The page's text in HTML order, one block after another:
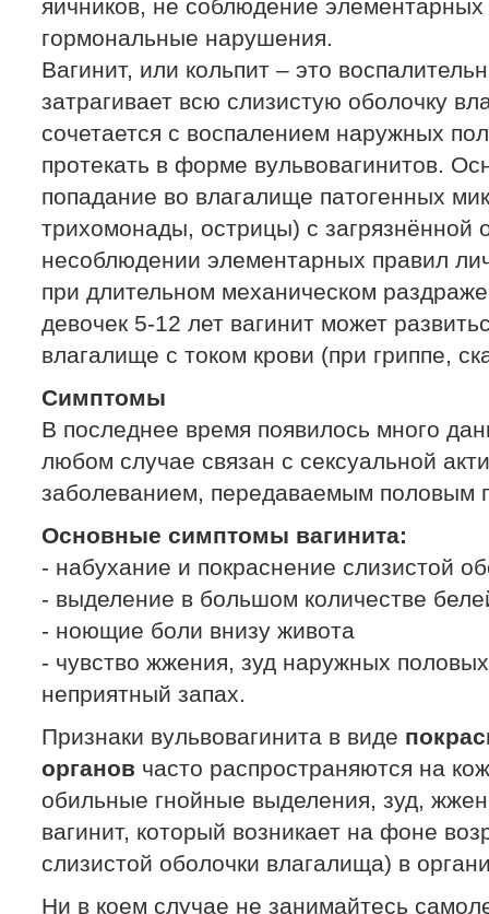
яичников, не соблюдение
гормональные нарушения.
Вагинит, или кольпит – это
затрагивает всю слизистую оболочку
сочетается с воспалением наружных
протекать в форме вульвовагинитов.
попадание во влагалище патогенных
трихомонады, острицы) с загрязнённой
несоблюдении элементарных правил
при длительном механическом
девочек 5-12 лет вагинит может
влагалище с током крови (при гриппе,
Симптомы
В последнее время появилось много
любом случае связан с сексуальной
заболеванием, передаваемым половым
Основные симптомы вагинита:
- набухание и покраснение слизистой
- выделение в большом количестве
- ноющие боли внизу живота
- чувство жжения, зуд наружных
неприятный запах.
Признаки вульвовагинита в виде
органов часто распространяются на
обильные гнойные выделения, зуд,
вагинит, который возникает на фоне
слизистой оболочки влагалища) в
Ни в коем случае не занимайтесь